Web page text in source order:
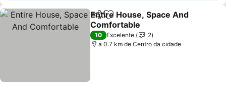
PartilharAdicionar aos favoritos
Entire House, Space And
Comfortable
10 Excelente
2
a 0.7 km de Centro da cidade